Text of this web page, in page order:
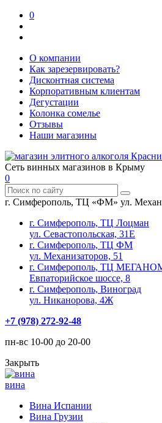
0
О компании
Как зарезервировать?
Дисконтная система
Корпоративным клиентам
Дегустации
Колонка сомелье
Отзывы
Наши магазины
Сеть винных магазинов в Крыму
0
г. Симферополь, ТЦ «ФМ» ул.
г. Симферополь, ТЦ Лоцман
ул. Севастопольская, 31Е
г. Симферополь, ТЦ ФМ
ул. Механизаторов, 51
г. Симферополь, ТЦ
Евпаторийское шоссе, 8
г. Симферополь, Виноград
ул. Никанорова, 4Ж
+7 (978) 272-92-48
пн-вс 10-00 до 20-00
Закрыть
вина
Вина Испании
Вина Грузии